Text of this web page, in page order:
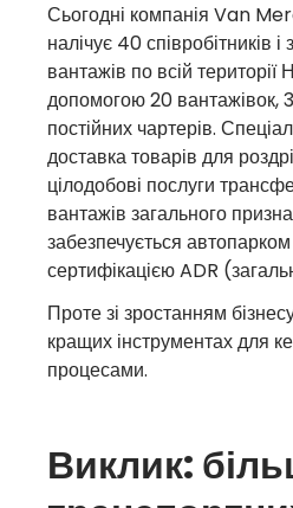
Сьогодні компанія Van
налічує 40 співробітників
вантажів по всій території
допомогою 20 вантажівок,
постійних чартерів.
доставка товарів для
цілодобові послуги
вантажів загального
забезпечується
сертифікацією ADR
Проте зі зростанням
кращих інструментах для
процесами.
Виклик: